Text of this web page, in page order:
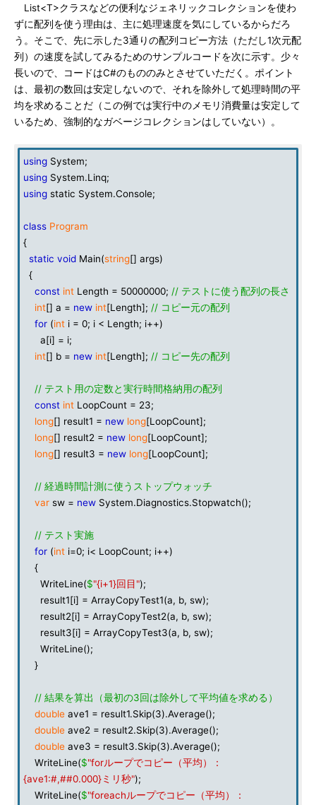
List<T>クラスなどの便利なジェネリックコレクションを使わ
ずに配列を使う理由は、主に処理速度を気にしているからだろ
う。そこで、先に示した3通りの配列コピー方法（ただし1次元配
列）の速度を試してみるためのサンプルコードを次に示す。少々
長いので、コードはC#のもののみとさせていただく。ポイント
は、最初の数回は安定しないので、それを除外して処理時間の平
均を求めることだ（この例では実行中のメモリ消費量は安定して
いるため、強制的なガベージコレクションはしていない）。
using System;
using System.Linq;
using static System.Console;
class Program
{
static void Main(string[] args)
{
const int Length = 50000000; // テストに使う配列の長さ
int[] a = new int[Length]; // コピー元の配列
for (int i = 0; i < Length; i++)
a[i] = i;
int[] b = new int[Length]; // コピー先の配列
// テスト用の定数と実行時間格納用の配列
const int LoopCount = 23;
long[] result1 = new long[LoopCount];
long[] result2 = new long[LoopCount];
long[] result3 = new long[LoopCount];
// 経過時間計測に使うストップウォッチ
var sw = new System.Diagnostics.Stopwatch();
// テスト実施
for (int i=0; i< LoopCount; i++)
{
WriteLine($"{i+1}回目");
result1[i] = ArrayCopyTest1(a, b, sw);
result2[i] = ArrayCopyTest2(a, b, sw);
result3[i] = ArrayCopyTest3(a, b, sw);
WriteLine();
}
// 結果を算出（最初の3回は除外して平均値を求める）
double ave1 = result1.Skip(3).Average();
double ave2 = result2.Skip(3).Average();
double ave3 = result3.Skip(3).Average();
WriteLine($"forループでコピー（平均）：
{ave1:#,##0.000}ミリ秒");
WriteLine($"foreachループでコピー（平均）：